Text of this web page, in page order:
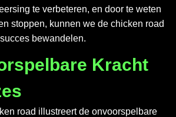
te verbeteren, en door te weten
stoppen, kunnen we de chicken road
bewandelen.
Kracht
road illustreert de onvoorspelbare